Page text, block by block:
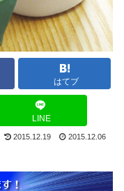
はてブ
LINE
2015.12.19 2015.12.06